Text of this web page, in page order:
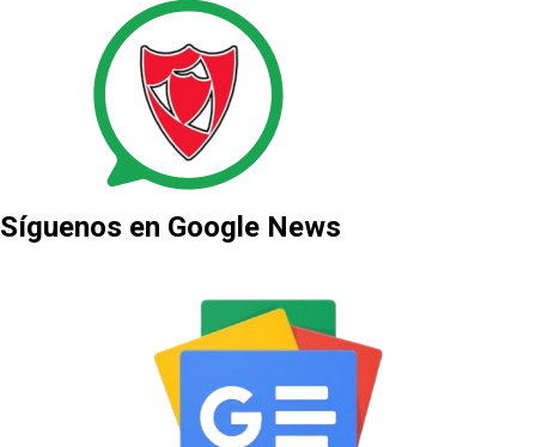
Síguenos en Google News